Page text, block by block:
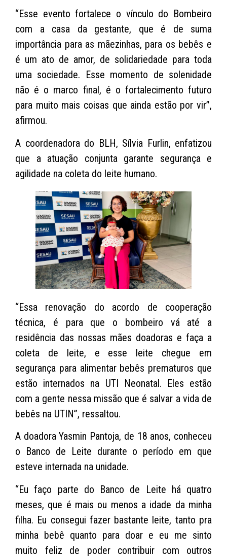
“Esse evento fortalece o vínculo do Bombeiro
com a casa da gestante, que é de suma
importância para as mãezinhas, para os bebês e
é um ato de amor, de solidariedade para toda
uma sociedade. Esse momento de solenidade
não é o marco final, é o fortalecimento futuro
para muito mais coisas que ainda estão por vir”,
afirmou.
A coordenadora do BLH, Sílvia Furlin, enfatizou
que a atuação conjunta garante segurança e
agilidade na coleta do leite humano.
“Essa renovação do acordo de cooperação
técnica, é para que o bombeiro vá até a
residência das nossas mães doadoras e faça a
coleta de leite, e esse leite chegue em
segurança para alimentar bebês prematuros que
estão internados na UTI Neonatal. Eles estão
com a gente nessa missão que é salvar a vida de
bebês na UTIN”, ressaltou.
A doadora Yasmin Pantoja, de 18 anos, conheceu
o Banco de Leite durante o período em que
esteve internada na unidade.
“Eu faço parte do Banco de Leite há quatro
meses, que é mais ou menos a idade da minha
filha. Eu consegui fazer bastante leite, tanto pra
minha bebê quanto para doar e eu me sinto
muito feliz de poder contribuir com outros